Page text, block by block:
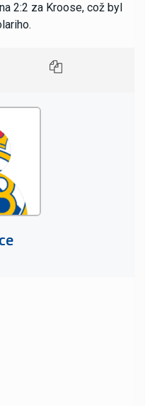
2:2 za Kroose, což byl